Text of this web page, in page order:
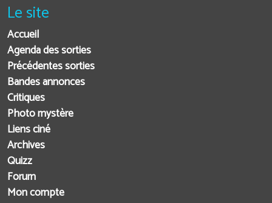
Le site
Accueil
Agenda des sorties
Précédentes sorties
Bandes annonces
Critiques
Photo mystère
Liens ciné
Archives
Quizz
Forum
Mon compte